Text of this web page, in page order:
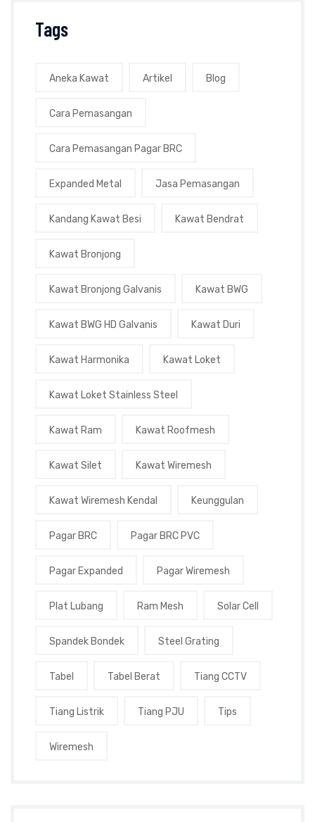
Tags
Aneka Kawat Artikel Blog
Cara Pemasangan
Cara Pemasangan Pagar BRC
Expanded Metal Jasa Pemasangan
Kandang Kawat Besi Kawat Bendrat
Kawat Bronjong
Kawat Bronjong Galvanis Kawat BWG
Kawat BWG HD Galvanis Kawat Duri
Kawat Harmonika Kawat Loket
Kawat Loket Stainless Steel
Kawat Ram Kawat Roofmesh
Kawat Silet Kawat Wiremesh
Kawat Wiremesh Kendal Keunggulan
Pagar BRC Pagar BRC PVC
Pagar Expanded Pagar Wiremesh
Plat Lubang Ram Mesh Solar Cell
Spandek Bondek Steel Grating
Tabel Tabel Berat Tiang CCTV
Tiang Listrik Tiang PJU Tips
Wiremesh